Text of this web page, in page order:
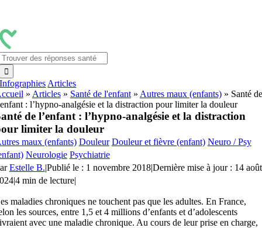
contenu
Infographies Articles
» Articles» Santé de l'enfant» Autres maux (enfants)» Santé de
: l’hypno-analgésie et la distraction pour limiter la douleur
de l’enfant : l’hypno-analgésie et la distraction
limiter la douleur
maux (enfants) Douleur Douleur et fièvre (enfant) Neuro / Psy
Neurologie Psychiatrie
Estelle B.|Publié le : 1 novembre 2018|Dernière mise à jour : 14 août
|4 min de lecture|
maladies chroniques ne touchent pas que les adultes. En France,
les sources, entre 1,5 et 4 millions d’enfants et d’adolescents
avec une maladie chronique. Au cours de leur prise en charge,